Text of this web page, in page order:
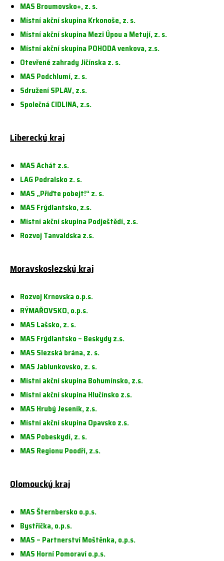
MAS Broumovsko+, z. s.
Místní akční skupina Krkonoše, z. s.
Místní akční skupina Mezi Úpou a Metují, z. s.
Místní akční skupina POHODA venkova, z.s.
Otevřené zahrady Jičínska z. s.
MAS Podchlumí, z. s.
Sdružení SPLAV, z.s.
Společná CIDLINA, z.s.
Liberecký kraj
MAS Achát z.s.
LAG Podralsko z. s.
MAS „Přiďte pobejt!“ z. s.
MAS Frýdlantsko, z.s.
Místní akční skupina Podještědí, z.s.
Rozvoj Tanvaldska z.s.
Moravskoslezský kraj
Rozvoj Krnovska o.p.s.
RÝMAŘOVSKO, o.p.s.
MAS Lašsko, z. s.
MAS Frýdlantsko – Beskydy z.s.
MAS Slezská brána, z. s.
MAS Jablunkovsko, z. s.
Místní akční skupina Bohumínsko, z.s.
Místní akční skupina Hlučínsko z.s.
MAS Hrubý Jeseník, z.s.
Místní akční skupina Opavsko z.s.
MAS Pobeskydí, z. s.
MAS Regionu Poodří, z.s.
Olomoucký kraj
MAS Šternbersko o.p.s.
Bystřička, o.p.s.
MAS – Partnerství Moštěnka, o.p.s.
MAS Horní Pomoraví o.p.s.